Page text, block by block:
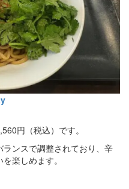
円（税込）です。
ンスで調整されており、辛
楽しめます。